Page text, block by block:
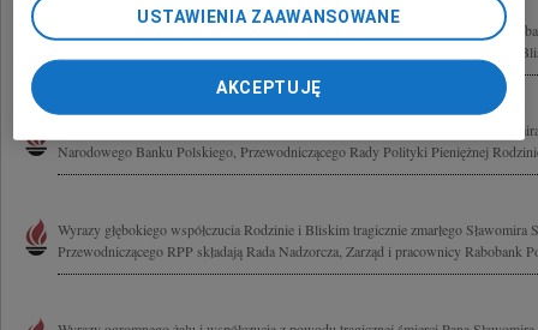
Zachowamy na zawsze w pamięci życzliwość i wsparcie, okazywane inicjatywom
naszej uczelni przez Sławomira S. Skrzypka Prezesa Banku Polskiego Rodzinie i
Z głębokim żalem i smutkiem przyjęliśmy wiadomość o tragicznej śmierci
Narodowego Banku Polskiego, Przewodniczącego Rady Polityki Pieniężnej
Wyrazy głębokiego współczucia Rodzinie i Bliskim tragicznie zmarłego Sławomira
Przewodniczącego RPP składają Rada Nadzorcza, Zarząd i pracownicy Rabobank
USTAWIENIA ZAAWANSOWANE
AKCEPTUJĘ